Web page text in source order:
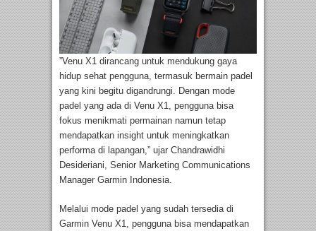
”Venu X1 dirancang untuk mendukung gaya
hidup sehat pengguna, termasuk bermain padel
yang kini begitu digandrungi. Dengan mode
padel yang ada di Venu X1, pengguna bisa
fokus menikmati permainan namun tetap
mendapatkan insight untuk meningkatkan
performa di lapangan,” ujar Chandrawidhi
Desideriani, Senior Marketing Communications
Manager Garmin Indonesia.
Melalui mode padel yang sudah tersedia di
Garmin Venu X1, pengguna bisa mendapatkan